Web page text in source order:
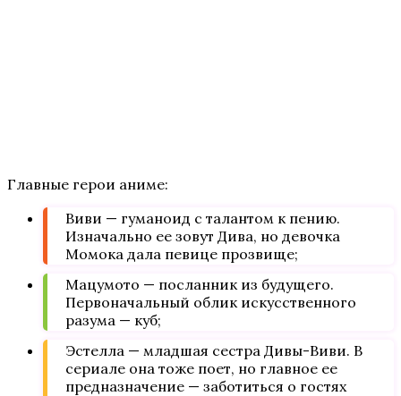
Главные герои аниме:
Виви — гуманоид с талантом к пению.
Изначально ее зовут Дива, но девочка
Момока дала певице прозвище;
Мацумото — посланник из будущего.
Первоначальный облик искусственного
разума — куб;
Эстелла — младшая сестра Дивы-Виви. В
сериале она тоже поет, но главное ее
предназначение — заботиться о гостях